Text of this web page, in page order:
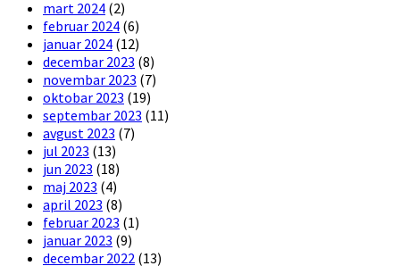
mart 2024 (2)
februar 2024 (6)
januar 2024 (12)
decembar 2023 (8)
novembar 2023 (7)
oktobar 2023 (19)
septembar 2023 (11)
avgust 2023 (7)
jul 2023 (13)
jun 2023 (18)
maj 2023 (4)
april 2023 (8)
februar 2023 (1)
januar 2023 (9)
decembar 2022 (13)